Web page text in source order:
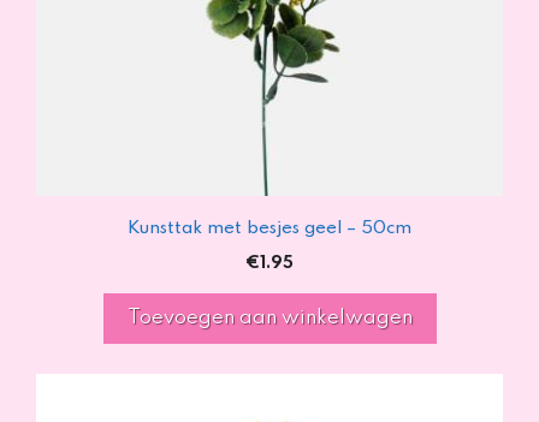
Kunsttak met besjes geel – 50cm
€ 1.95
Toevoegen aan winkelwagen